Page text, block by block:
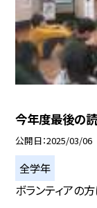
今年度最後の
公開日 2025/03/06
全学年
ボランティアの